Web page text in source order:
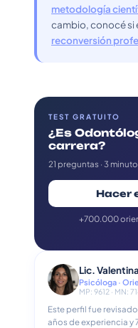
metodología
cambio, conocé si
reconversión
TEST GRATUITO
¿Es
carrera?
21 preguntas · 3
Hacer
+700.000
Lic.
Psicóloga ·
MP: 9612 · MN:
Este perfil fue
años de experiencia